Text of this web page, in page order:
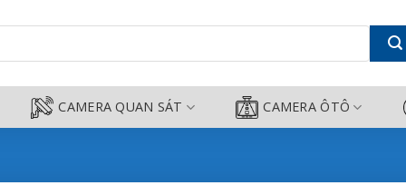
EZVIZ H8C lắp ngoài trời -
CAMERA QUAN SÁT CAMERA ÔTÔ